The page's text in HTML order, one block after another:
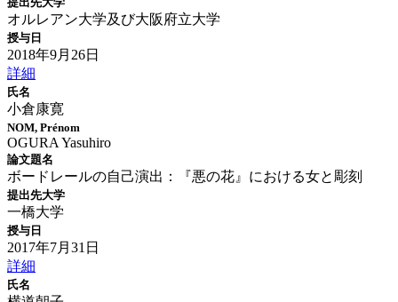
オルレアン大学及び大阪府立大学
授与日
2018年9月26日
詳細
氏名
小倉康寛
NOM, Prénom
OGURA Yasuhiro
論文題名
ボードレールの自己演出：『悪の花』における女と彫刻
提出先大学
一橋大学
授与日
2017年7月31日
詳細
氏名